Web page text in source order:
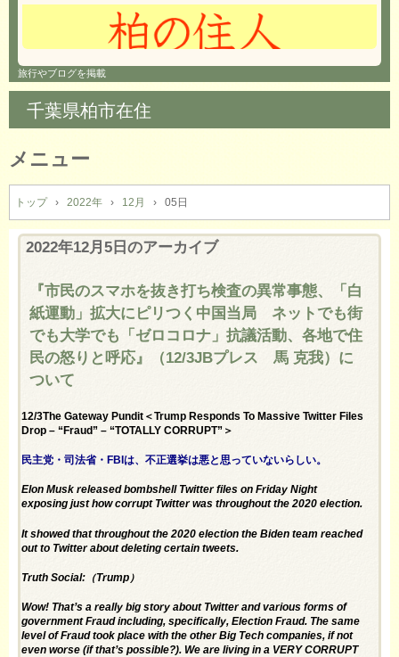
旅行やブログを掲載
千葉県柏市在住
メニュー
コ
ン
テ
ン
トップ › 2022年 › 12月 › 05日
2022年12月5日 のアーカイブ
『市民のスマホを抜き打ち検査の異常事態、「白
紙運動」拡大にピリつく中国当局 ネットでも街
でも大学でも「ゼロコロナ」抗議活動、各地で住
民の怒りと呼応』（12/3JBプレス 馬 克我）に
ついて
12/3The Gateway Pundit＜Trump Responds To Massive Twitter Files
Drop – “Fraud” – “TOTALLY CORRUPT”＞
民主党・司法省・FBIは、不正選挙は悪と思っていないらしい。
Elon Musk released bombshell Twitter files on Friday Night
exposing just how corrupt Twitter was throughout the 2020 election.
It showed that throughout the 2020 election the Biden team reached
out to Twitter about deleting certain tweets.
Truth Social: （Trump）
Wow! That’s a really big story about Twitter and various forms of
government Fraud including, specifically, Election Fraud. The same
level of Fraud took place with the other Big Tech companies, if not
even worse (if that’s possible?). We are living in a VERY CORRUPT